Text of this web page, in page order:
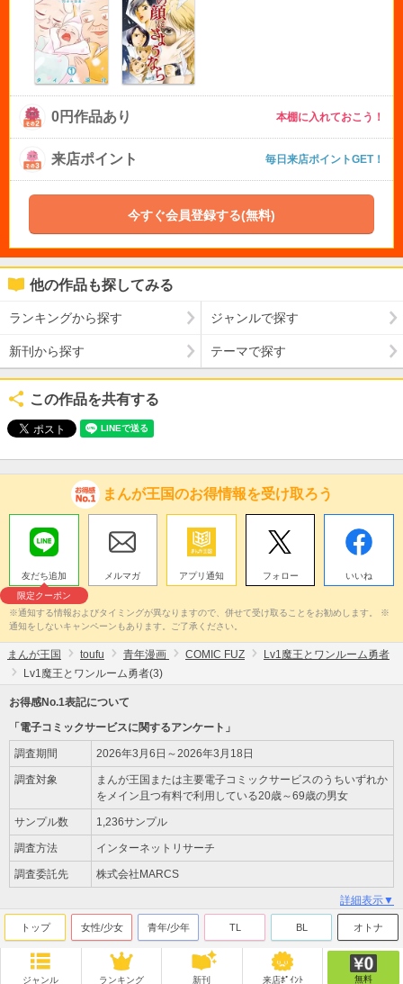
0円作品あり 本棚に入れておこう！
来店ポイント 毎日来店ポイントGET！
今すぐ会員登録する(無料)
他の作品も探してみる
ランキングから探す ジャンルで探す
新刊から探す テーマで探す
この作品を共有する
まんが王国のお得情報を受け取ろう
友だち追加
限定クーポン
メルマガ アプリ通知 フォロー いいね
※通知する情報およびタイミングが異なりますので、併せて受け取ることをお勧めします。 ※
通知をしないキャンペーンもあります。ご了承ください。
まんが王国 toufu 青年漫画 COMIC FUZ
Lv1魔王とワンルーム勇者
Lv1魔王とワンルーム勇者(3)
お得感No.1表記について
「電子コミックサービスに関するアンケート」
調査期間 2026年3月6日～2026年3月18日
調査対象
まんが王国または主要電子コミックサービスのうちいずれか
をメイン且つ有料で利用している20歳～69歳の男女
サンプル数 1,236サンプル
調査方法 インターネットリサーチ
調査委託先 株式会社MARCS
詳細表示▼
トップ 女性/少女 青年/少年 TL BL オトナ
ジャンル ランキング 新刊 来店ﾎﾟｲﾝﾄ 無料